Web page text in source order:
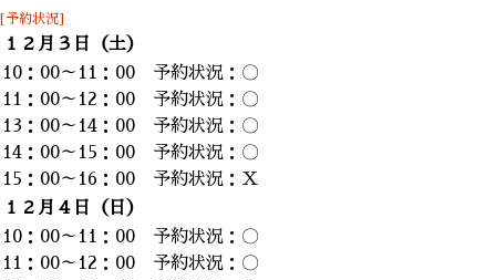
[予約状況]
１２月３日（土）
10：00～11：00 予約状況：〇
11：00～12：00 予約状況：〇
13：00～14：00 予約状況：〇
14：00～15：00 予約状況：〇
15：00～16：00 予約状況：Ｘ
１２月４日（日）
10：00～11：00 予約状況：〇
11：00～12：00 予約状況：〇